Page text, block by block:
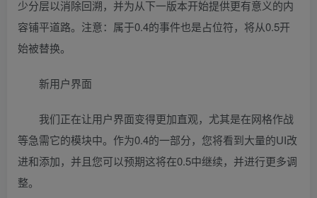
少分层以消除回溯，并为从下一版本开始提供更有意义的内
容铺平道路。注意：属于0.4的事件也是占位符，将从0.5开
始被替换。
新用户界面
我们正在让用户界面变得更加直观，尤其是在网格作战
等急需它的模块中。作为0.4的一部分，您将看到大量的UI改
进和添加，并且您可以预期这将在0.5中继续，并进行更多调
整。